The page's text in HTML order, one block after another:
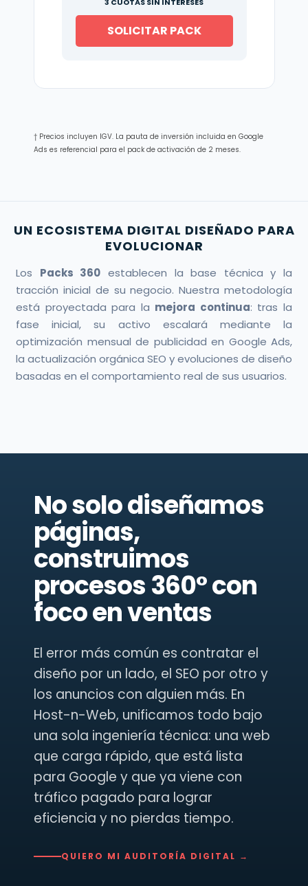
SOLICITAR PACK
† Precios incluyen IGV. La pauta de inversión incluida en Google
Ads es referencial para el pack de activación de 2 meses.
UN ECOSISTEMA DIGITAL DISEÑADO PARA
EVOLUCIONAR
Los Packs 360 establecen la base técnica y la
tracción inicial de su negocio. Nuestra metodología
está proyectada para la mejora continua: tras la
fase inicial, su activo escalará mediante la
optimización mensual de publicidad en Google Ads,
la actualización orgánica SEO y evoluciones de diseño
basadas en el comportamiento real de sus usuarios.
No solo diseñamos
páginas,
construimos
procesos 360° con
foco en ventas
El error más común es contratar el
diseño por un lado, el SEO por otro y
los anuncios con alguien más. En
Host-n-Web, unificamos todo bajo
una sola ingeniería técnica: una web
que carga rápido, que está lista
para Google y que ya viene con
tráfico pagado para lograr
eficiencia y no pierdas tiempo.
QUIERO MI AUDITORÍA DIGITAL →